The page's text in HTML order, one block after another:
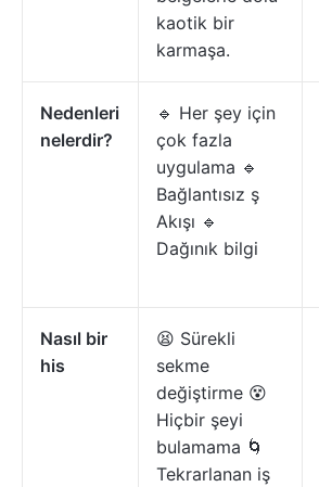
kaotik bir
karmaşa.
Nedenleri
nelerdir?
🔹 Her şey için
çok fazla
uygulama 🔹
Bağlantısız ş
Akışı 🔹
Dağınık bilgi
Nasıl bir
his
😫 Sürekli
sekme
değiştirme 😵
Hiçbir şeyi
bulamama 🌀
Tekrarlanan iş